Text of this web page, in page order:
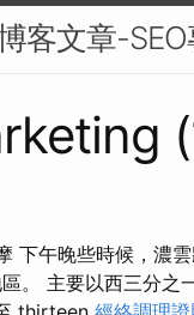
客文章-
午晚些時候，濃
。 主要以西三分之